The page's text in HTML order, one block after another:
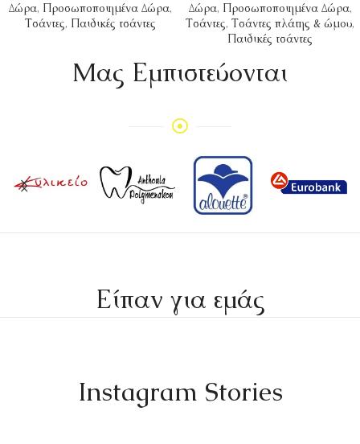
Δώρα, Προσωποποιημένα Δώρα,
Τσάντες, Παιδικές τσάντες
Δώρα, Προσωποποιημένα Δώρα,
Τσάντες, Τσάντες πλάτης & ώμου,
Παιδικές τσάντες
Mας Εμπιστεύονται
Είπαν για εμάς
Instagram Stories